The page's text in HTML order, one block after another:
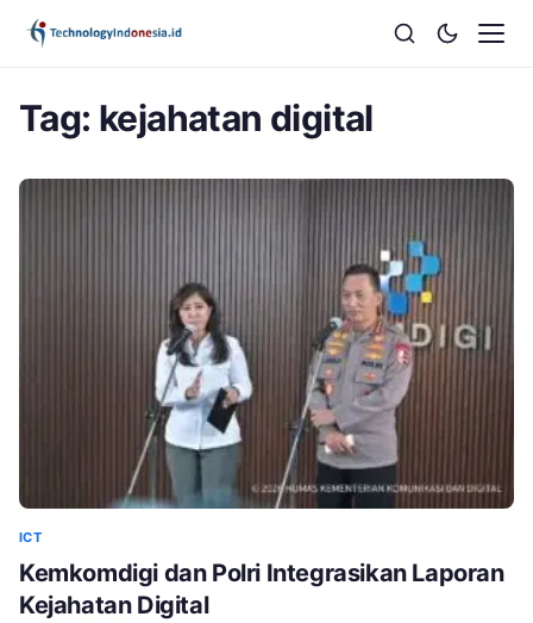
Tag: kejahatan digital
ICT
Kemkomdigi dan Polri Integrasikan Laporan
Kejahatan Digital